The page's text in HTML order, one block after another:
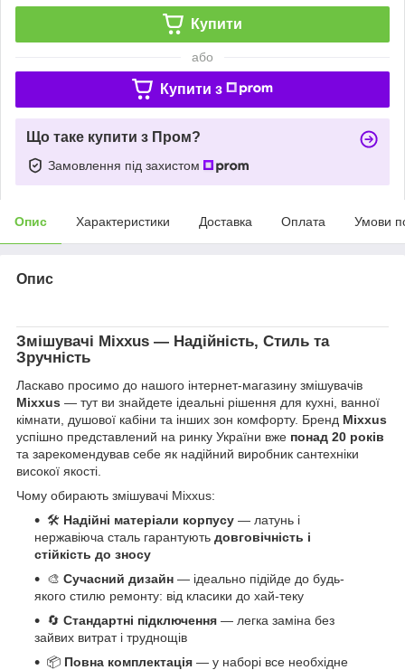
Купити
або
Купити з
Що таке купити з Пром?
Замовлення під захистом
Опис Характеристики Доставка Оплата Умови
Опис
Змішувачі Mixxus — Надійність, Стиль та
Зручність
Ласкаво просимо до нашого інтернет-магазину змішувачів
Mixxus — тут ви знайдете ідеальні рішення для кухні, ванної
кімнати, душової кабіни та інших зон комфорту. Бренд Mixxus
успішно представлений на ринку України вже понад 20 років
та зарекомендував себе як надійний виробник сантехніки
високої якості.
Чому обирають змішувачі Mixxus:
🛠 Надійні матеріали корпусу — латунь і
нержавіюча сталь гарантують довговічність і
стійкість до зносу
🎨 Сучасний дизайн — ідеально підійде до будь-
якого стилю ремонту: від класики до хай-теку
🔄 Стандартні підключення — легка заміна без
зайвих витрат і труднощів
📦 Повна комплектація — у наборі все необхідне